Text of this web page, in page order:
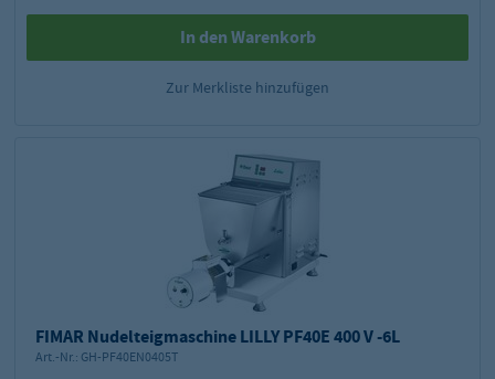
In den Warenkorb
Zur Merkliste hinzufügen
FIMAR Nudelteigmaschine LILLY PF40E 400 V -6L
Art.-Nr.: GH-PF40EN0405T